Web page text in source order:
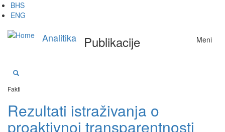
Skip
to
content
BHS
ENG
Analitika Meni
Publikacije
Fakti
Rezultati istraživanja o
proaktivnoj transparentnosti